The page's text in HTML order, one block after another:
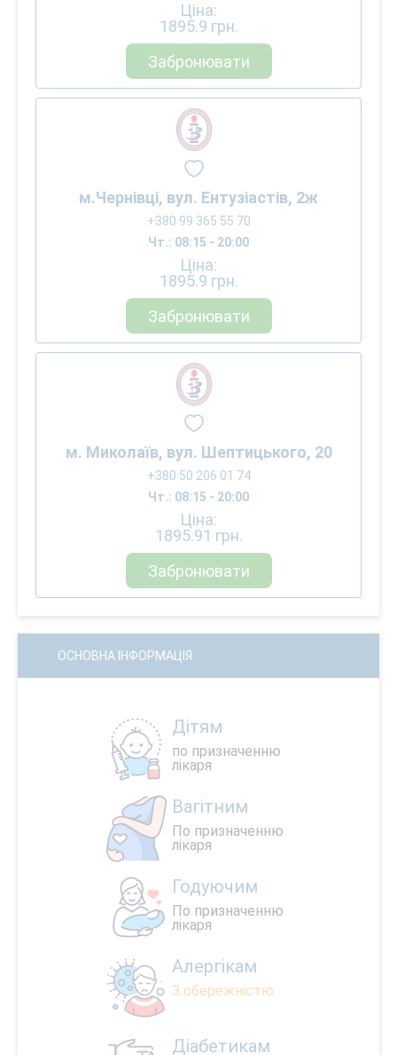
Ціна:
1895.9 грн.
Забронювати
м.Чернівці, вул. Ентузіастів, 2ж
+380 99 365 55 70
Чт.: 08:15 - 20:00
Ціна:
1895.9 грн.
Забронювати
м. Миколаїв, вул. Шептицького, 20
+380 50 206 01 74
Чт.: 08:15 - 20:00
Ціна:
1895.91 грн.
Забронювати
ОСНОВНА ІНФОРМАЦІЯ
Дітям
по призначенню
лікаря
Вагітним
По призначенню
лікаря
Годуючим
По призначенню
лікаря
Алергікам
З обережністю
Діабетикам